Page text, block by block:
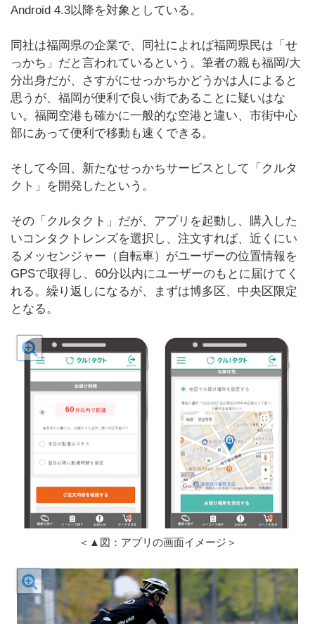
Android 4.3以降を対象としている。
同社は福岡県の企業で、同社によれば福岡県民は「せ
っかち」だと言われているという。筆者の親も福岡/大
分出身だが、さすがにせっかちかどうかは人によると
思うが、福岡が便利で良い街であることに疑いはな
い。福岡空港も確かに一般的な空港と違い、市街中心
部にあって便利で移動も速くできる。
そして今回、新たなせっかちサービスとして「クルタ
クト」を開発したという。
その「クルタクト」だが、アプリを起動し、購入した
いコンタクトレンズを選択し、注文すれば、近くにい
るメッセンジャー（自転車）がユーザーの位置情報を
GPSで取得し、60分以内にユーザーのもとに届けてく
れる。繰り返しになるが、まずは博多区、中央区限定
となる。
＜▲図：アプリの画面イメージ＞